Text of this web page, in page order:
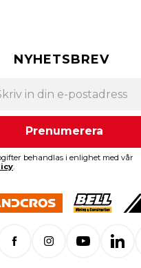
NYHETSBREV
Prenumerera
behandlas i enlighet med vår
.